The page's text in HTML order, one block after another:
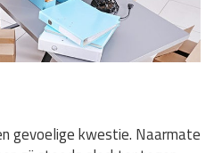
gevoelige kwestie. Naarmate